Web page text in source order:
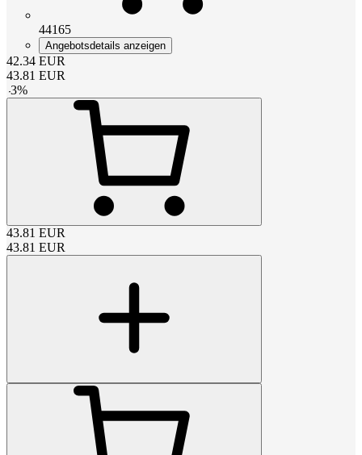
44165
Angebotsdetails anzeigen
42.34 EUR
43.81 EUR
-3%
43.81 EUR
43.81 EUR